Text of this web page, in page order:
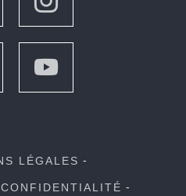
LÉGALES